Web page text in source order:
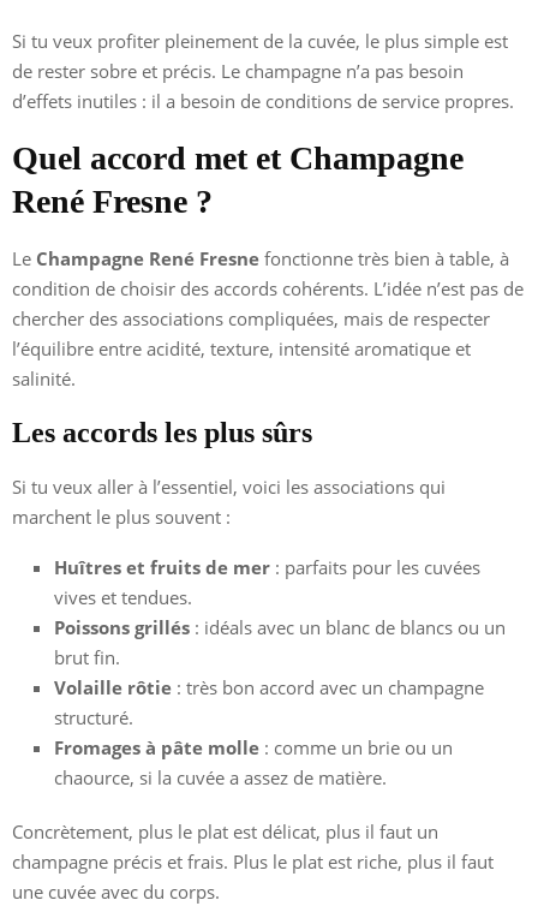
Si tu veux profiter pleinement de la cuvée, le plus simple est
de rester sobre et précis. Le champagne n’a pas besoin
d’effets inutiles : il a besoin de conditions de service propres.
Quel accord met et Champagne
René Fresne ?
Le Champagne René Fresne fonctionne très bien à table, à
condition de choisir des accords cohérents. L’idée n’est pas de
chercher des associations compliquées, mais de respecter
l’équilibre entre acidité, texture, intensité aromatique et
salinité.
Les accords les plus sûrs
Si tu veux aller à l’essentiel, voici les associations qui
marchent le plus souvent :
Huîtres et fruits de mer : parfaits pour les cuvées
vives et tendues.
Poissons grillés : idéals avec un blanc de blancs ou un
brut fin.
Volaille rôtie : très bon accord avec un champagne
structuré.
Fromages à pâte molle : comme un brie ou un
chaource, si la cuvée a assez de matière.
Concrètement, plus le plat est délicat, plus il faut un
champagne précis et frais. Plus le plat est riche, plus il faut
une cuvée avec du corps.